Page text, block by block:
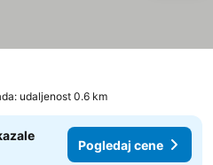
udaljenost 0.6 km
Pogledaj cene